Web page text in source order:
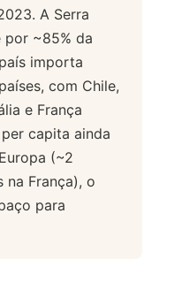
A Serra
por ~85% da
importa
com Chile,
e França
capita ainda
(~2
França), o
para